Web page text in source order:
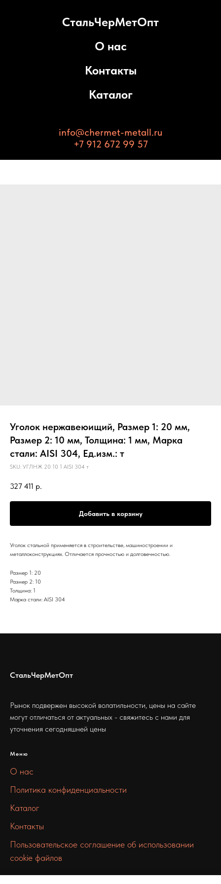
СтальЧерМетОпт
О нас
Контакты
Каталог
info@chermet-metall.ru
+7 912 672 99 57
Уголок нержавеюищий, Размер 1: 20 мм,
Размер 2: 10 мм, Толщина: 1 мм, Марка
стали: AISI 304, Ед.изм.: т
SKU: УГЛНЖ 20 10 1 AISI 304 т
327 411 р.
Добавить в корзину
Уголок стальной применяется в строительстве, машиностроении и
металлоконструкциях. Отличается прочностью и долговечностью.
Размер 1: 20
Размер 2: 10
Толщина: 1
Марка стали: AISI 304
СтальЧерМетОпт
Рынок подвержен высокой волатильности, цены на сайте
могут отличаться от актуальных - свяжитесь с нами для
уточнения сегодняшней цены
Меню
О нас
Политика конфиденциальности
Каталог
Контакты
Пользовательское соглашение об использовании
cookie файлов